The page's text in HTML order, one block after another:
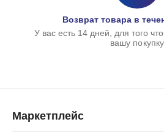
Возврат товара в
У вас есть 14 дней, для того
вашу покупку
Маркетплейс